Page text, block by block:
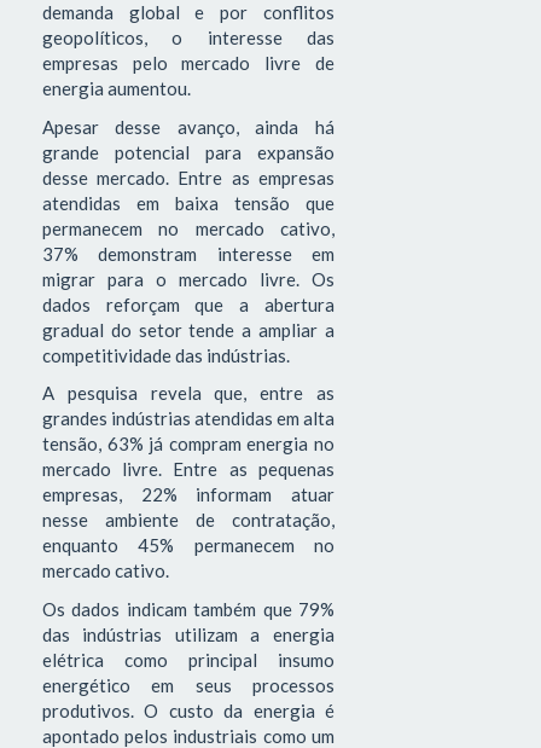
demanda global e por conflitos
geopolíticos, o interesse das
empresas pelo mercado livre de
energia aumentou.
Apesar desse avanço, ainda há
grande potencial para expansão
desse mercado. Entre as empresas
atendidas em baixa tensão que
permanecem no mercado cativo,
37% demonstram interesse em
migrar para o mercado livre. Os
dados reforçam que a abertura
gradual do setor tende a ampliar a
competitividade das indústrias.
A pesquisa revela que, entre as
grandes indústrias atendidas em alta
tensão, 63% já compram energia no
mercado livre. Entre as pequenas
empresas, 22% informam atuar
nesse ambiente de contratação,
enquanto 45% permanecem no
mercado cativo.
Os dados indicam também que 79%
das indústrias utilizam a energia
elétrica como principal insumo
energético em seus processos
produtivos. O custo da energia é
apontado pelos industriais como um